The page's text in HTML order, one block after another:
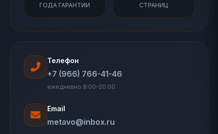
ГОДА ГАРАНТИИ СТРАНИЦ
Телефон
+7 (966) 766-41-46
ежедневно 9:00–20:00
Email
metavo@inbox.ru